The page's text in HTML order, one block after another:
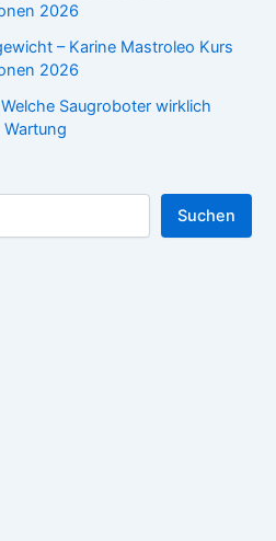
2026
– Karine Mastroleo Kurs
2026
Saugroboter wirklich
Suchen